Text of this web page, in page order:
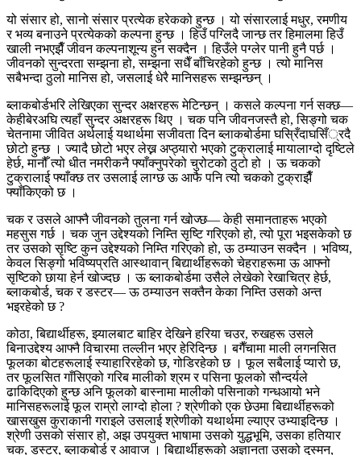
यो संसार हो, सानो संसार प्रत्येक हरेकको हुन्छ । यो संसारलाई मधुर, रमणीय
र भव्य बनाउने प्रत्येकको कल्पना हुन्छ । हिउँ पग्लिदै जान्छ तर हिमालमा हिउँ
खाली नभएझैँ जीवन कल्पनाशून्य हुन सक्दैन । हिउँले पग्लेर पानी हुनै पर्छ ।
जीवनको सुन्दरता सम्झना हो, सम्झना सधैँ बाँचिरहेको हुन्छ । त्यो मानिस
सबैभन्दा ठुलो मानिस हो, जसलाई धेरै मानिसहरू सम्झन्छन् ।
ब्लाकबोर्डभरि लेखिएका सुन्दर अक्षरहरू मेटिन्छन् । कसले कल्पना गर्न सक्छ—
केहीबेरअघि त्यहाँ सुन्दर अक्षरहरू थिए । चक पनि जीवनजस्तै हो, सिङ्गो चक
चेतनामा जीवित अर्थलाई यथार्थमा सजीवता दिन ब्लाकबोर्डमा घस्रिँदाघसिँ्रदै
छोटो हुन्छ । ज्यादै छोटो भएर लेख्न अप्ठ्यारो भएको टुक्रालाई मायालाग्दो दृष्टिले
हेर्छ, मानौँ त्यो धीत नमरीकनै फ्याँक्नुपरेको चुरोटको ठुटो हो । ऊ चकको
टुक्रालाई फ्याँक्छ तर उसलाई लाग्छ ऊ आफै पनि त्यो चकको टुक्राझैँ
फ्याँकिएको छ ।
चक र उसले आफ्नै जीवनको तुलना गर्न खोज्छ— केही समानताहरू भएको
महसुस गर्छ । चक जुन उद्देश्यको निम्ति सृष्टि गरिएको हो, त्यो पूरा भइसकेको छ
तर उसको सृष्टि कुन उद्देश्यको निम्ति गरिएको हो, ऊ ठम्याउन सक्दैन । भविष्य,
केवल सिङ्गो भविष्यप्रति आस्थावान् बिद्यार्थीहरूको चेहराहरूमा ऊ आफ्नो
सृष्टिको छाया हेर्न खोज्दछ । ऊ ब्लाकबोर्डमा उसैले लेखेको रेखाचित्र हेर्छ,
ब्लाकबोर्ड, चक र डस्टर— ऊ ठम्याउन सक्तैन केका निम्ति उसको अन्त
भइरहेको छ ?
कोठा, बिद्यार्थीहरू, झ्यालबाट बाहिर देखिने हरिया चउर, रुखहरू उसले
बिनाउद्देश्य आफ्नै विचारमा तल्लीन भएर हेरिदिन्छ । बगैँचामा माली लगनसित
फूलका बोटहरूलाई स्याहारिरहेको छ, गोडिरहेको छ । फूल सबैलाई प्यारो छ,
तर फूलसित गाँसिएको गरिब मालीको श्रम र पसिना फूलको सौन्दर्यले
ढाकिदिएको हुन्छ अनि फूलको बास्नामा मालीको पसिनाको गन्धआयो भने
मानिसहरूलाई फूल राम्रो लाग्दो होला ? श्रेणीको एक छेउमा बिद्यार्थीहरूको
खासखुस कुराकानी गराइले उसलाई श्रेणीको यथार्थमा ल्याएर उभ्याइदिन्छ ।
श्रेणी उसको संसार हो, अझ उपयुक्त भाषामा उसको युद्धभूमि, उसका हतियार
चक, डस्टर, ब्लाकबोर्ड र आवाज । बिद्यार्थीहरूको अज्ञानता उसको दुस्मन,